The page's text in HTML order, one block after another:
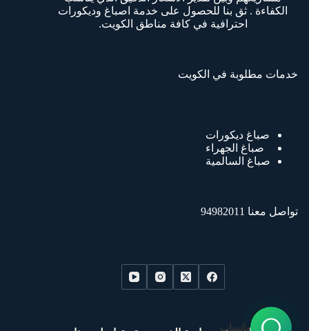
واتساب
الكفاءة . ثق بنا للحصول على خدمة اصباغ وديكورات
احترافية في كافة مناطق الكويت.
خدمات مطلوبة في الكويت
صباغ ديكورات
صباغ الجهراء
صباغ السالمية
تواصل معنا 94982011